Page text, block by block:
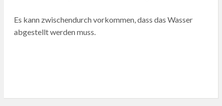
Es kann zwischendurch vorkommen, dass das Wasser
abgestellt werden muss.